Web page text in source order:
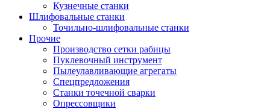
Кузнечные станки
Шлифовальные станки
Точильно-шлифовальные станки
Прочие
Производство сетки рабицы
Пуклевочный инструмент
Пылеулавливающие агрегаты
Спецпредложения
Станки точечной сварки
Опрессовщики